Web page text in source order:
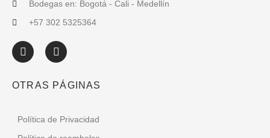
Bodegas en: Bogotá - Cali - Medellín
+57 302 5325364
OTRAS PÁGINAS
Política de Privacidad